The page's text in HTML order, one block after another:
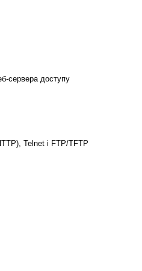
сервера доступу
Telnet і FTP/TFTP